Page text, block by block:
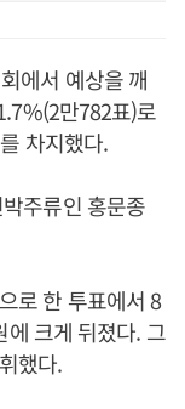
에서 예상을 깨
만782표)로
차지했다.
주류인 홍문종
로 한 투표에서 8
크게 뒤졌다. 그
했다.